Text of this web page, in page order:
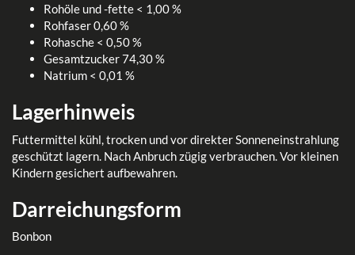
Rohöle und -fette < 1,00 %
Rohfaser 0,60 %
Rohasche < 0,50 %
Gesamtzucker 74,30 %
Natrium < 0,01 %
Lagerhinweis
Futtermittel kühl, trocken und vor direkter Sonneneinstrahlung
geschützt lagern. Nach Anbruch zügig verbrauchen. Vor kleinen
Kindern gesichert aufbewahren.
Darreichungsform
Bonbon